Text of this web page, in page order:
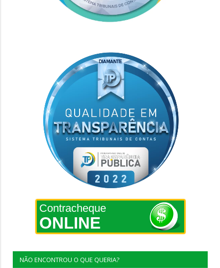
Contracheque
ONLINE
NÃO ENCONTROU O QUE QUERIA?